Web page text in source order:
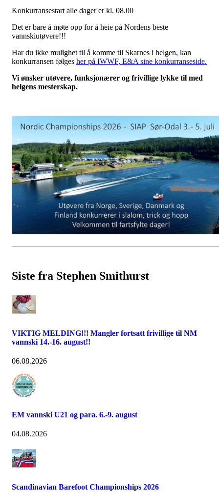
Konkurransestart alle dager er kl. 08.00
Det er bare å møte opp for å heie på Nordens beste
vannskiutøvere!!!
Har du ikke mulighet til å komme til Skarnes i helgen, kan
konkurransen følges her på IWWF, E&A sine konkurranseside.
Vi ønsker utøvere, funksjonærer og frivillige lykke til med
helgens mesterskap.
Siste fra Stephen Smithurst
VIKTIG MELDING!!! Mangler fortsatt frivillige til NM
vannski 14.-16. august!!
06.08.2026
EM vannski U21 og para. 6.-9. august
04.08.2026
Scandinavian Barefoot Championships 2026